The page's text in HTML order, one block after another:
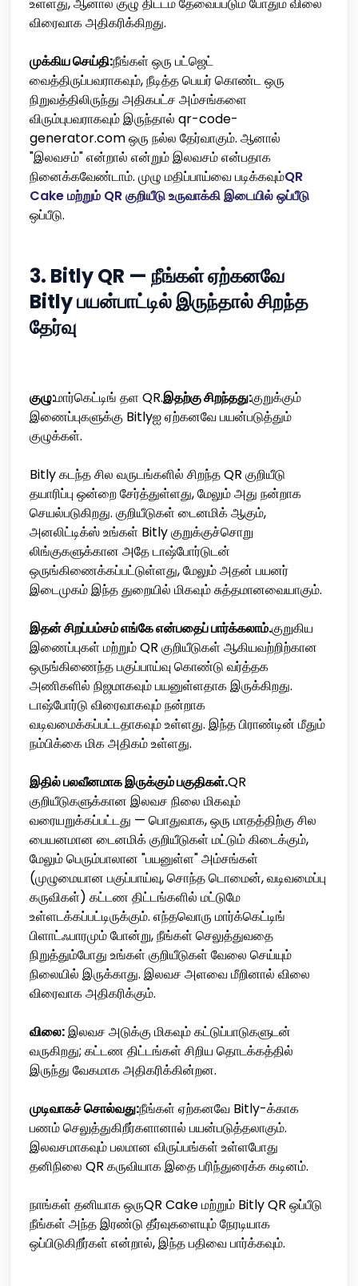
உள்ளது, ஆனால் குழு திட்டம் தேவைப்படும் போதும் விலை
விரைவாக அதிகரிக்கிறது.
முக்கிய செய்தி:நீங்கள் ஒரு பட்ஜெட்
வைத்திருப்பவராகவும், நீடித்த பெயர் கொண்ட ஒரு
நிறுவத்திலிருந்து அதிகபட்ச அம்சங்களை
விரும்புபவராகவும் இருந்தால் qr-code-
generator.com ஒரு நல்ல தேர்வாகும். ஆனால்
"இலவசம்" என்றால் என்றும் இலவசம் என்பதாக
நினைக்கவேண்டாம். முழு மதிப்பாய்வை படிக்கவும்QR
Cake மற்றும் QR குறியீடு உருவாக்கி இடையில் ஒப்பீடு
ஒப்பீடு.
3. Bitly QR — நீங்கள் ஏற்கனவே
Bitly பயன்பாட்டில் இருந்தால் சிறந்த
தேர்வு
குழு:மார்கெட்டிங் தள QR.இதற்கு சிறந்தது:குறுக்கும்
இணைப்புகளுக்கு Bitlyஐ ஏற்கனவே பயன்படுத்தும்
குழுக்கள்.
Bitly கடந்த சில வருடங்களில் சிறந்த QR குறியீடு
தயாரிப்பு ஒன்றை சேர்த்துள்ளது, மேலும் அது நன்றாக
செயல்படுகிறது. குறியீடுகள் டைனமிக் ஆகும்,
அனலிட்டிக்ஸ் உங்கள் Bitly குறுக்குச்சொறு
லிங்குகளுக்கான அதே டாஷ்போர்டுடன்
ஒருங்கிணைக்கப்பட்டுள்ளது, மேலும் அதன் பயனர்
இடைமுகம் இந்த துறையில் மிகவும் சுத்தமானவையாகும்.
இதன் சிறப்பம்சம் எங்கே என்பதைப் பார்க்கலாம்.குறுகிய
இணைப்புகள் மற்றும் QR குறியீடுகள் ஆகியவற்றிற்கான
ஒருங்கிணைந்த பகுப்பாய்வு கொண்டு வர்த்தக
அணிகளில் நிஜமாகவும் பயனுள்ளதாக இருக்கிறது.
டாஷ்போர்டு விரைவாகவும் நன்றாக
வடிவமைக்கப்பட்டதாகவும் உள்ளது. இந்த பிராண்டின் மீதும்
நம்பிக்கை மிக அதிகம் உள்ளது.
இதில் பலவீனமாக இருக்கும் பகுதிகள்.QR
குறியீடுகளுக்கான இலவச நிலை மிகவும்
வரையறுக்கப்பட்டது — பொதுவாக, ஒரு மாதத்திற்கு சில
பையனமான டைனமிக் குறியீடுகள் மட்டும் கிடைக்கும்,
மேலும் பெரும்பாலான "பயனுள்ள" அம்சங்கள்
(முழுமையான பகுப்பாய்வு, சொந்த டொமைன், வடிவமைப்பு
கருவிகள்) கட்டண திட்டங்களில் மட்டுமே
உள்ளடக்கப்பட்டிருக்கும். எந்தவொரு மார்க்கெட்டிங்
பிளாட்ஃபாரமும் போன்று, நீங்கள் செலுத்துவதை
நிறுத்தும்போது உங்கள் குறியீடுகள் வேலை செய்யும்
நிலையில் இருக்காது. இலவச அளவை மீறினால் விலை
விரைவாக அதிகரிக்கும்.
விலை:இலவச அடுக்கு மிகவும் கட்டுப்பாடுகளுடன்
வருகிறது; கட்டண திட்டங்கள் சிறிய தொடக்கத்தில்
இருந்து வேகமாக அதிகரிக்கின்றன.
முடிவாகச் சொல்வது:நீங்கள் ஏற்கனவே Bitly-க்காக
பணம் செலுத்துகிறீர்களானால் பயன்படுத்தலாகும்.
இலவசமாகவும் பலமான விருப்பங்கள் உள்ளபோது
தனிநிலை QR கருவியாக இதை பரிந்துரைக்க கடினம்.
நாங்கள் தனியாக ஒருQR Cake மற்றும் Bitly QR ஒப்பீடு
நீங்கள் அந்த இரண்டு தீர்வுகளையும் நேரடியாக
ஒப்பிடுகிறீர்கள் என்றால், இந்த பதிவை பார்க்கவும்.